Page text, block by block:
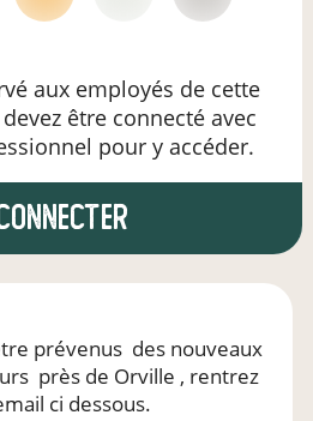
aux employés de cette
être connecté avec
pour y accéder.
prévenus des nouveaux
près de Orville , rentrez
ci dessous.